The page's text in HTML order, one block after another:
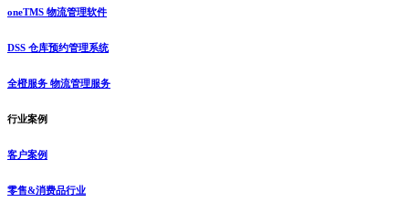
oneTMS 物流管理软件
DSS 仓库预约管理系统
全橙服务 物流管理服务
行业案例
客户案例
零售&消费品行业